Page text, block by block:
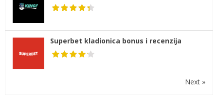
Superbet kladionica bonus i recenzija
Next »